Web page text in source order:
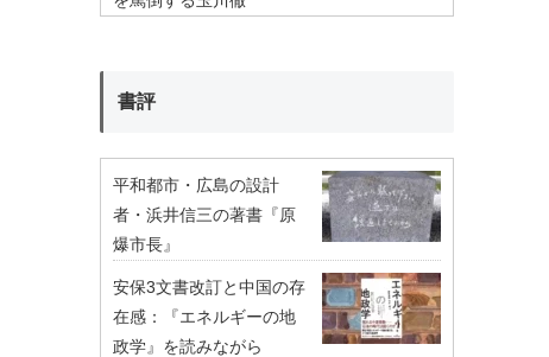
書評
平和都市・広島の設計
者・浜井信三の著書『原
爆市長』
安保3文書改訂と中国の存
在感：『エネルギーの地
政学』を読みながら